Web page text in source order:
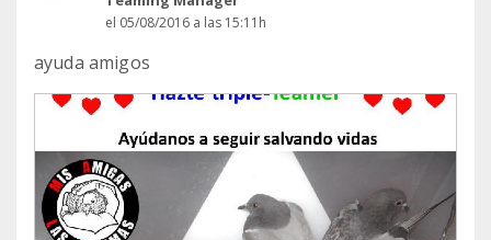
el 05/08/2016 a las 15:11h
ayuda amigos